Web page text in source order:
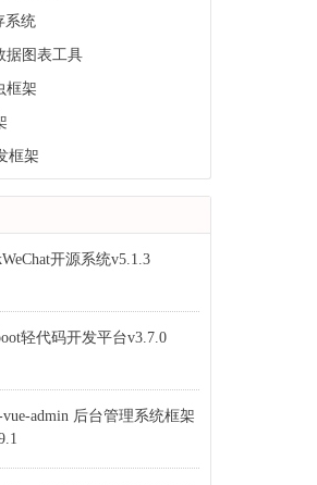
系统
据图表工具
框架
框架
开源系统v5.1.3
轻代码开发平台v3.7.0
vue-admin 后台管理系统框架